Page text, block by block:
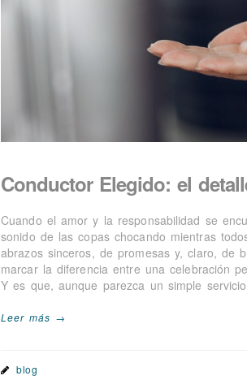
Conductor Elegido: el
Cuando el amor y la responsabilidad se
sonido de las copas chocando mientras
abrazos sinceros, de promesas y, claro, de
marcar la diferencia entre una celebración
Y es que, aunque parezca un simple
Leer más →
blog